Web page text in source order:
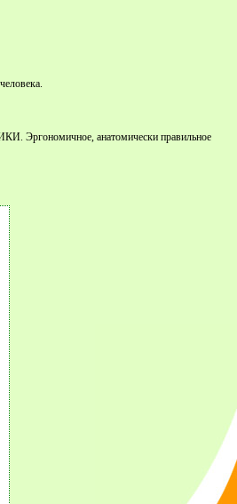
Эргономичное, анатомически правильное